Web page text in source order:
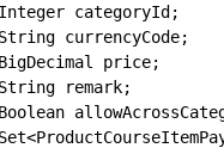
categoryId;
currencyCode;
price;
remark;